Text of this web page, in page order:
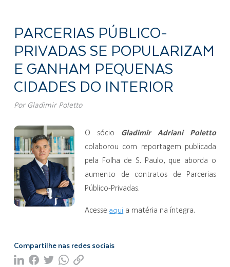
PARCERIAS PÚBLICO-
PRIVADAS SE POPULARIZAM
E GANHAM PEQUENAS
CIDADES DO INTERIOR
Por Gladimir Poletto
O sócio Gladimir Adriani Poletto
colaborou com reportagem publicada
pela Folha de S. Paulo, que aborda o
aumento de contratos de Parcerias
Público-Privadas.
Acesseaqui a matéria na íntegra.
Compartilhe nas redes sociais